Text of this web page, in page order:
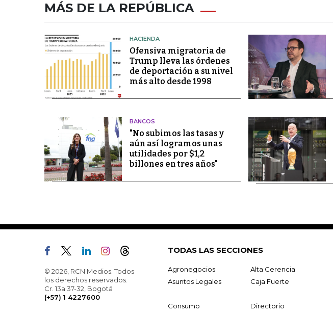
MÁS DE LA REPÚBLICA
HACIENDA
Ofensiva migratoria de
Trump lleva las órdenes
de deportación a su nivel
más alto desde 1998
BANCOS
"No subimos las tasas y
aún así logramos unas
utilidades por $1,2
billones en tres años"
© 2026, RCN Medios. Todos
los derechos reservados.
Cr. 13a 37-32, Bogotá
(+57) 1 4227600
TODAS LAS SECCIONES
Agronegocios Alta Gerencia
Asuntos Legales
Caja Fuerte
Consumo
Directorio